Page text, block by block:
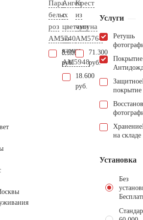
Пара
белых
роз
AM5740
8.600
руб.
Ангел
с
цветами
на
камне
AM5948
18.600
руб.
Крест
из
чугуна
AM5764
71.300
руб.
Услуги
Ретушь
Покрытие
Защитное
покрытие
Хранение
на складе
Установка
Без